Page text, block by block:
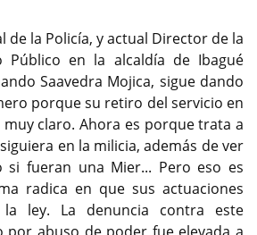
de la Policía, y actual Director de la
Público en la alcaldía de Ibagué
Saavedra Mojica, sigue dando
porque su retiro del servicio en
claro. Ahora es porque trata a
en la milicia, además de ver
si fueran una Mier... Pero eso es
radica en que sus actuaciones
la ley. La denuncia contra este